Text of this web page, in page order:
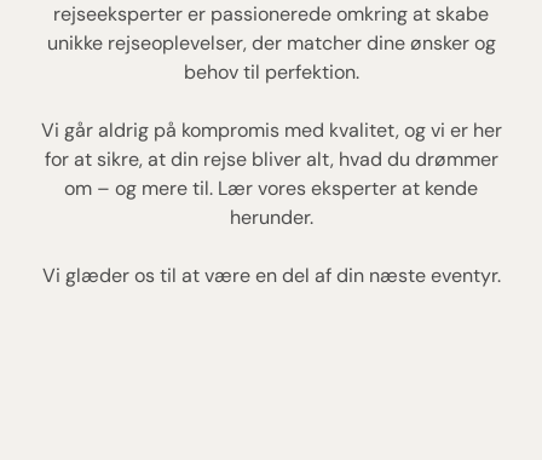
rejseeksperter er passionerede omkring at skabe
unikke rejseoplevelser, der matcher dine ønsker og
behov til perfektion.
Vi går aldrig på kompromis med kvalitet, og vi er her
for at sikre, at din rejse bliver alt, hvad du drømmer
om – og mere til. Lær vores eksperter at kende
herunder.
Vi glæder os til at være en del af din næste eventyr.